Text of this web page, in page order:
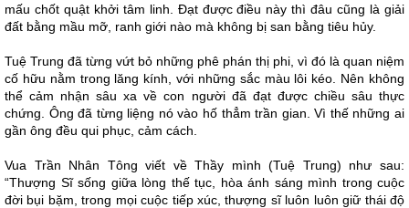
mấu chốt quật khởi tâm linh. Đạt được điều này thì đâu cũng là giải
đất bằng mầu mỡ, ranh giới nào mà không bị san bằng tiêu hủy.
Tuệ Trung đã từng vứt bỏ những phê phán thị phi, vì đó là quan niệm
cố hữu nằm trong lăng kính, với những sắc màu lôi kéo. Nên không
thể cảm nhận sâu xa về con người đã đạt được chiều sâu thực
chứng. Ông đã từng liệng nó vào hố thẳm trần gian. Vì thế những ai
gần ông đều qui phục, cảm cách.
Vua Trần Nhân Tông viết về Thầy mình (Tuệ Trung) như sau:
“Thượng Sĩ sống giữa lòng thế tục, hòa ánh sáng mình trong cuộc
đời bụi bặm, trong mọi cuộc tiếp xúc, thượng sĩ luôn luôn giữ thái độ